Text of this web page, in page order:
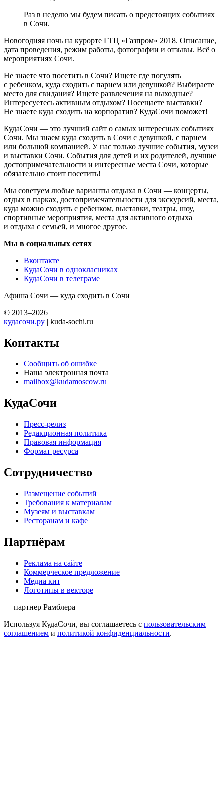
Раз в неделю мы будем писать о предстоящих событиях
в Сочи.
Новогодняя ночь на курорте ГТЦ «Газпром» 2018. Описание,
дата проведения, режим работы, фотографии и отзывы. Всё о
мероприятиях Сочи.
Не знаете что посетить в Сочи? Ищете где погулять
с ребенком, куда сходить с парнем или девушкой? Выбираете
место для свидания? Ищете развлечения на выходные?
Интересуетесь активным отдыхом? Посещаете выставки?
Не знаете куда сходить на корпоратив? КудаСочи поможет!
КудаСочи — это лучший сайт о самых интересных событиях
Сочи. Мы знаем куда сходить в Сочи с девушкой, с парнем
или большой компанией. У нас только лучшие события, музеи
и выставки Сочи. События для детей и их родителей, лучшие
достопримечательности и интересные места Сочи, которые
обязательно стоит посетить!
Мы советуем любые варианты отдыха в Сочи — концерты,
отдых в парках, достопримечательности для экскурсий, места,
куда можно сходить с ребенком, выставки, театры, шоу,
спортивные мероприятия, места для активного отдыха
и отдыха с семьей, и многое другое.
Мы в социальных сетях
Вконтакте
КудаСочи в однокласниках
КудаСочи в телеграме
Афиша Сочи — куда сходить в Сочи
© 2013–2026
кудасочи.ру | kuda-sochi.ru
Контакты
Сообщить об ошибке
Наша электронная почта
mailbox@kudamoscow.ru
КудаСочи
Пресс-релиз
Редакционная политика
Правовая информация
Формат ресурса
Сотрудничество
Размещение событий
Требования к материалам
Музеям и выставкам
Ресторанам и кафе
Партнёрам
Реклама на сайте
Коммерческое предложение
Медиа кит
Логотипы в векторе
— партнер Рамблера
Используя КудаСочи, вы соглашаетесь с пользовательским
соглашением и политикой конфиденциальности.